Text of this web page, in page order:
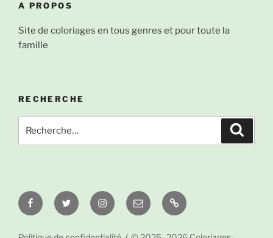
A PROPOS
Site de coloriages en tous genres et pour toute la
famille
RECHERCHE
pour
FacebookTwitter InstagramEmail
À
propos